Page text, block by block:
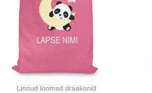
Linnud loomad draakonid